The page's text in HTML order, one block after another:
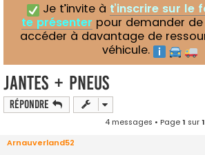
Je t’invite à t’inscrire sur le
te présenter pour demander de
accéder à davantage de
véhicule.
Jantes + pneus
Répondre
4 messages • Page1 sur1
Arnauverland52